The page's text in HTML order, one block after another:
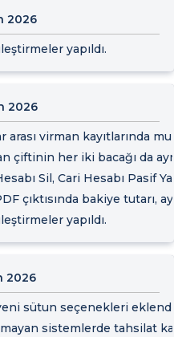
2026
yapıldı.
2026
arası virman kayıtlarında
çiftinin her iki bacağı da
Sil, Cari Hesabı Pasif
çıktısında bakiye tutarı,
yapıldı.
2026
sütun seçenekleri
sistemlerde tahsilat